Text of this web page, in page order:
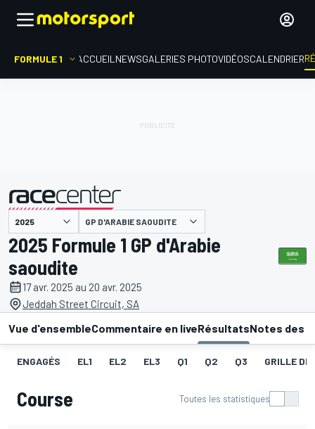
FORMULE 1 ACCUEIL NEWSGALERIES PHOTOVIDÉOSCALENDRIER
présenté par GP D'ARABIE SAOUDITE
2025 Formule 1 GP d'Arabie
saoudite
17 avr. 2025 au 20 avr. 2025
Jeddah Street Circuit, SA
Vue d'ensembleCommentaire en liveRésultatsNotes des
ENGAGÉS EL1 EL2 EL3 Q1 Q2 Q3 GRILLE DE
Course Toutes les statistiques